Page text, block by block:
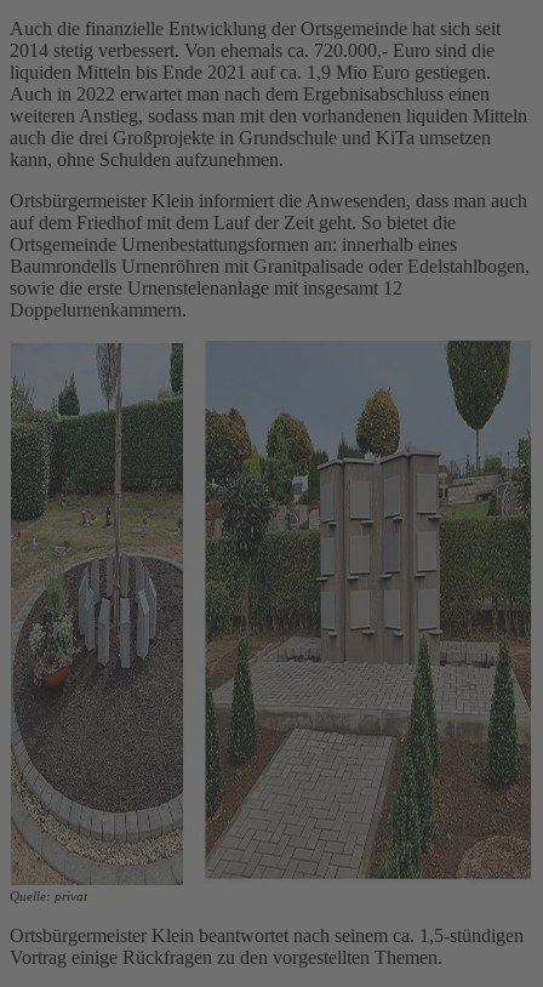
Auch die finanzielle Entwicklung der Ortsgemeinde hat sich seit
2014 stetig verbessert. Von ehemals ca. 720.000,- Euro sind die
liquiden Mitteln bis Ende 2021 auf ca. 1,9 Mio Euro gestiegen.
Auch in 2022 erwartet man nach dem Ergebnisabschluss einen
weiteren Anstieg, sodass man mit den vorhandenen liquiden Mitteln
auch die drei Großprojekte in Grundschule und KiTa umsetzen
kann, ohne Schulden aufzunehmen.
Ortsbürgermeister Klein informiert die Anwesenden, dass man auch
auf dem Friedhof mit dem Lauf der Zeit geht. So bietet die
Ortsgemeinde Urnenbestattungsformen an: innerhalb eines
Baumrondells Urnenröhren mit Granitpalisade oder Edelstahlbogen,
sowie die erste Urnenstelenanlage mit insgesamt 12
Doppelurnenkammern.
Quelle: privat
Ortsbürgermeister Klein beantwortet nach seinem ca. 1,5-stündigen
Vortrag einige Rückfragen zu den vorgestellten Themen.